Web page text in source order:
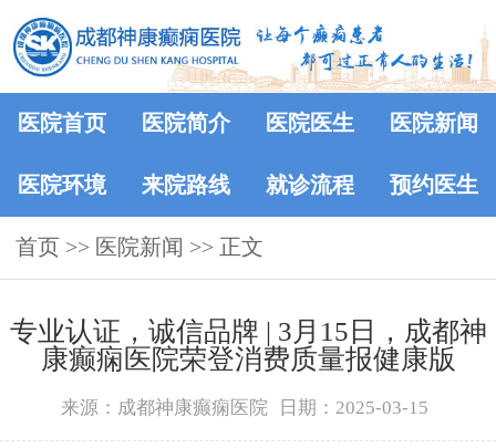
医院首页 医院简介 医院医生 医院新闻
医院环境 来院路线 就诊流程 预约医生
首页 >> 医院新闻 >> 正文
专业认证，诚信品牌 | 3月15日，成都神
康癫痫医院荣登消费质量报健康版
来源：成都神康癫痫医院 日期：2025-03-15